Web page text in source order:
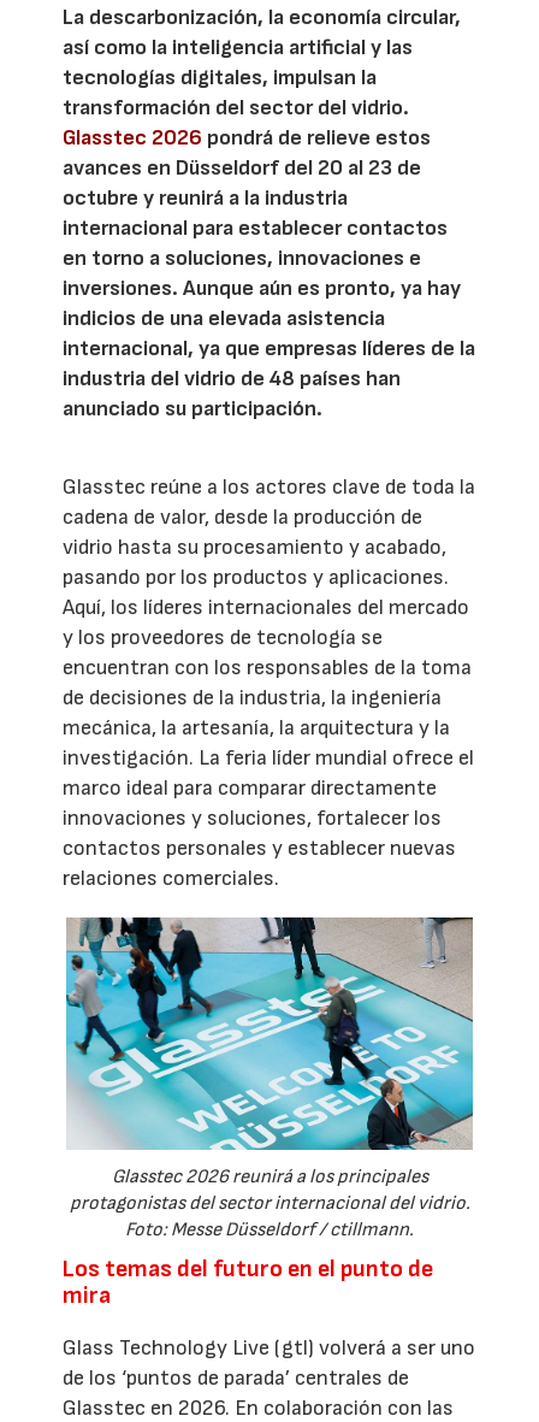
La descarbonización, la economía circular,
así como la inteligencia artificial y las
tecnologías digitales, impulsan la
transformación del sector del vidrio.
Glasstec 2026 pondrá de relieve estos
avances en Düsseldorf del 20 al 23 de
octubre y reunirá a la industria
internacional para establecer contactos
en torno a soluciones, innovaciones e
inversiones. Aunque aún es pronto, ya hay
indicios de una elevada asistencia
internacional, ya que empresas líderes de la
industria del vidrio de 48 países han
anunciado su participación.
Glasstec reúne a los actores clave de toda la
cadena de valor, desde la producción de
vidrio hasta su procesamiento y acabado,
pasando por los productos y aplicaciones.
Aquí, los líderes internacionales del mercado
y los proveedores de tecnología se
encuentran con los responsables de la toma
de decisiones de la industria, la ingeniería
mecánica, la artesanía, la arquitectura y la
investigación. La feria líder mundial ofrece el
marco ideal para comparar directamente
innovaciones y soluciones, fortalecer los
contactos personales y establecer nuevas
relaciones comerciales.
Glasstec 2026 reunirá a los principales
protagonistas del sector internacional del vidrio.
Foto: Messe Düsseldorf / ctillmann.
Los temas del futuro en el punto de
mira
Glass Technology Live (gtl) volverá a ser uno
de los ‘puntos de parada’ centrales de
Glasstec en 2026. En colaboración con las